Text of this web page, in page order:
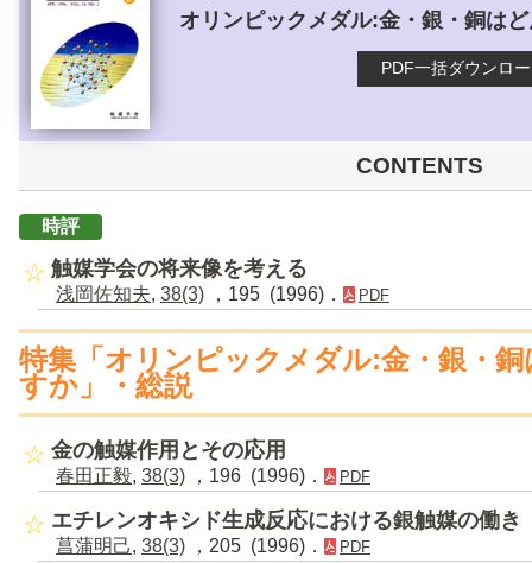
オリンピックメダル:金・銀・銅は
PDF一括ダウンロ
CONTENTS
時評
触媒学会の将来像を考える
浅岡佐知夫, 38(3) ，195 (1996)． PDF
特集「オリンピックメダル:金・銀・
すか」・総説
金の触媒作用とその応用
春田正毅, 38(3) ，196 (1996)． PDF
エチレンオキシド生成反応における銀触媒の働き
菖蒲明己, 38(3) ，205 (1996)． PDF